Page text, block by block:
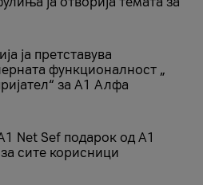
ја претставува
функционалност „
за А1 Алфа
Net Sеf подарок од А1
сите корисници